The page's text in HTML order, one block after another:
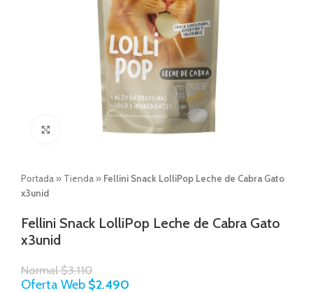
Click to enlarge
Portada » Tienda » Fellini Snack LolliPop Leche de Cabra Gato
x3unid
Fellini Snack LolliPop Leche de Cabra Gato
x3unid
Normal$3.110
Oferta Web $2.490